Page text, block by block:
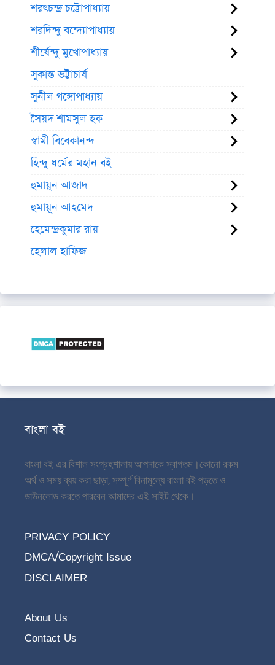
শরৎচন্দ্র চট্টোপাধ্যায়
শরদিন্দু বন্দ্যোপাধ্যায়
শীর্ষেন্দু মুখোপাধ্যায়
সুকান্ত ভট্টাচার্য
সুনীল গঙ্গোপাধ্যায়
সৈয়দ শামসুল হক
স্বামী বিবেকানন্দ
হিন্দু ধর্মের মহান বই
হুমায়ুন আজাদ
হুমায়ূন আহমেদ
হেমেন্দ্রকুমার রায়
হেলাল হাফিজ
বাংলা বই
বাংলা বই এর বিশাল সংগ্রহশালায় আপনাকে স্বাগতম।কোনো রকম
অর্থ ও সময় ব্যয় করা ছাড়া, সম্পূর্ণ বিনামূল্যে বাংলা বই পড়তে ও
ডাউনলোড করতে পারবেন আমাদের এই সাইট থেকে।
PRIVACY POLICY
DMCA/Copyright Issue
DISCLAIMER
About Us
Contact Us